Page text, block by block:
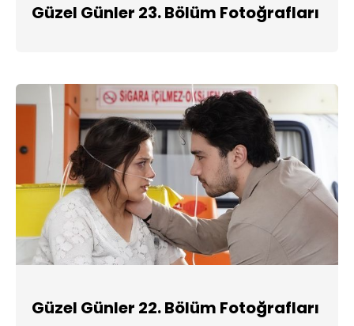
Güzel Günler 23. Bölüm Fotoğrafları
Güzel Günler 22. Bölüm Fotoğrafları